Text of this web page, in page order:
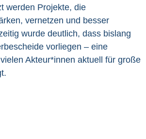
werden Projekte, die
vernetzen und besser
wurde deutlich, dass bislang
vorliegen – eine
Akteur*innen aktuell für große